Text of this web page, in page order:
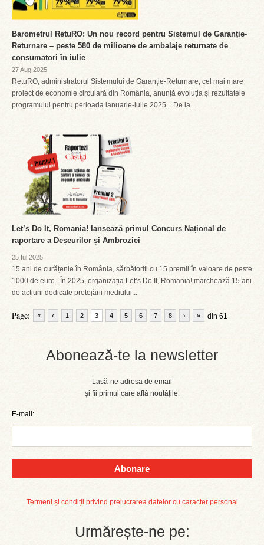
Abonează-te la newsletter
Lasă-ne adresa de email
și fii primul care află noutățile.
E-mail:
Abonare
Termeni și condiții privind prelucrarea datelor cu caracter personal
Urmărește-ne pe:
Barometrul RetuRO: Un nou record pentru Sistemul de Garanție-
Returnare – peste 580 de milioane de ambalaje returnate de
consumatori în iulie
27 Aug 2025
RetuRO, administratorul Sistemului de Garanție-Returnare, cel mai mare
proiect de economie circulară din România, anunță evoluția și rezultatele
programului pentru perioada ianuarie-iulie 2025. De la...
Let’s Do It, Romania! lansează primul Concurs Național de
raportare a Deșeurilor și Ambroziei
25 Iul 2025
15 ani de curățenie în România, sărbătoriți cu 15 premii în valoare de peste
1000 de euro În 2025, organizația Let’s Do It, Romania! marchează 15 ani
de acțiuni dedicate protejării mediului...
Page: « ‹ 1 2 3 4 5 6 7 8 din 61
› »